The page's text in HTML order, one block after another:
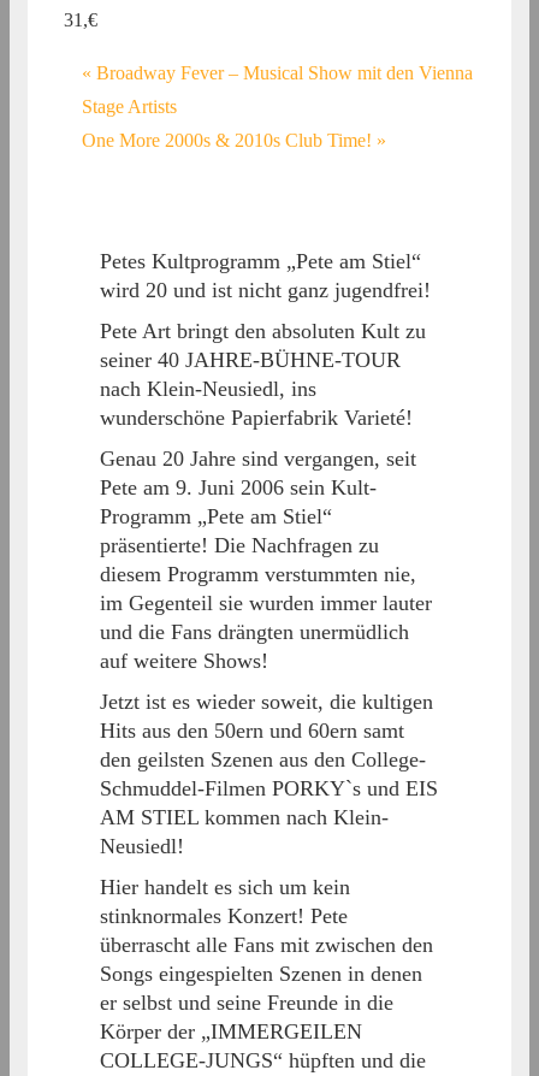
31,€
« Broadway Fever – Musical Show mit den Vienna
Stage Artists
One More 2000s & 2010s Club Time! »
Petes Kultprogramm „Pete am Stiel“
wird 20 und ist nicht ganz jugendfrei!
Pete Art bringt den absoluten Kult zu
seiner 40 JAHRE-BÜHNE-TOUR
nach Klein-Neusiedl, ins
wunderschöne Papierfabrik Varieté!
Genau 20 Jahre sind vergangen, seit
Pete am 9. Juni 2006 sein Kult-
Programm „Pete am Stiel“
präsentierte! Die Nachfragen zu
diesem Programm verstummten nie,
im Gegenteil sie wurden immer lauter
und die Fans drängten unermüdlich
auf weitere Shows!
Jetzt ist es wieder soweit, die kultigen
Hits aus den 50ern und 60ern samt
den geilsten Szenen aus den College-
Schmuddel-Filmen PORKY`s und EIS
AM STIEL kommen nach Klein-
Neusiedl!
Hier handelt es sich um kein
stinknormales Konzert! Pete
überrascht alle Fans mit zwischen den
Songs eingespielten Szenen in denen
er selbst und seine Freunde in die
Körper der „IMMERGEILEN
COLLEGE-JUNGS“ hüpften und die